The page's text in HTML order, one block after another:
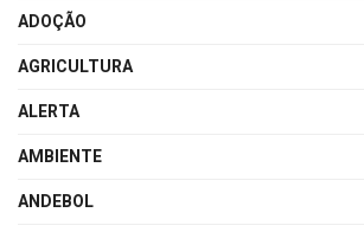
ADOÇÃO
AGRICULTURA
ALERTA
AMBIENTE
ANDEBOL